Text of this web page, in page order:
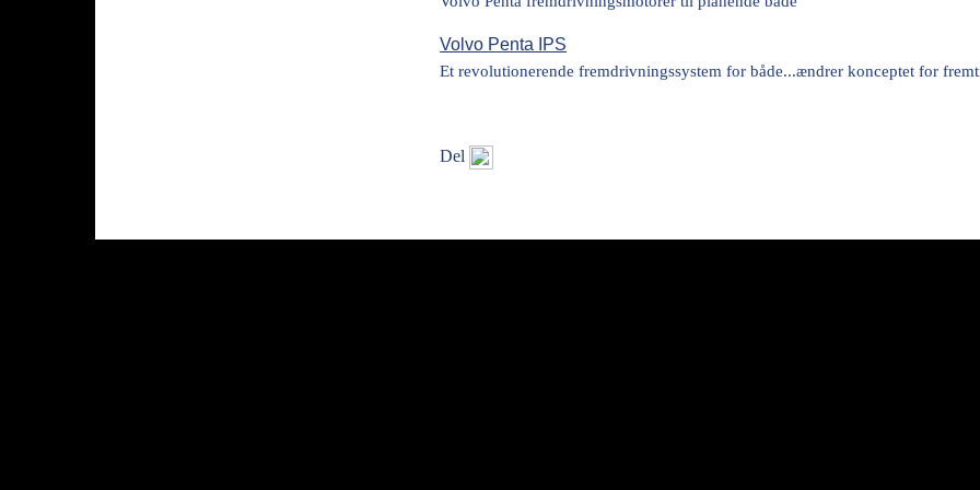
Volvo Penta IPS
Et revolutionerende fremdrivningssystem for både...ændrer konceptet for
Del